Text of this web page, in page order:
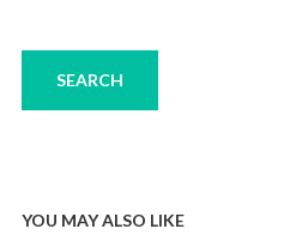
YOU MAY ALSO LIKE